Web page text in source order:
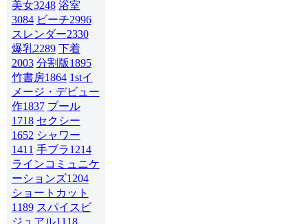
美女3248 浴室
3084 ビーチ2996
スレンダー2330
爆乳2289 下着
2003 分割版1895
竹書房1864 1stイ
メージ・デビュー
作1837 プール
1718 セクシー
1652 シャワー
1411 手ブラ1214
ラインコミュニケ
ーションズ1204
ショートカット
1189 スパイスビ